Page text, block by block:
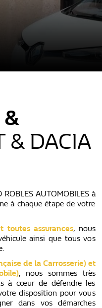
&
& DACIA
AUTOMOBILES à
à chaque étape de votre
toutes assurances, nous
ainsi que tous vos
de la Carrosserie) et
, nous sommes très
à cœur de défendre les
disposition pour vous
dans vos démarches